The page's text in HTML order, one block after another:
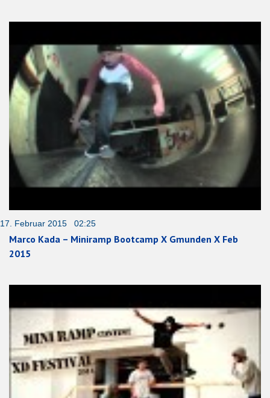
17. Februar 2015 02:25
Marco Kada – Miniramp Bootcamp X Gmunden X Feb
2015